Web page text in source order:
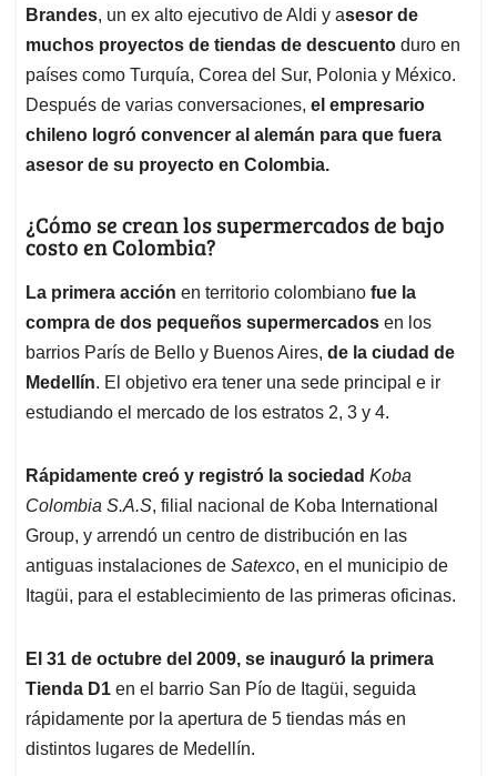
Brandes, un ex alto ejecutivo de Aldi y asesor de
muchos proyectos de tiendas de descuento duro en
países como Turquía, Corea del Sur, Polonia y México.
Después de varias conversaciones, el empresario
chileno logró convencer al alemán para que fuera
asesor de su proyecto en Colombia.
¿Cómo se crean los supermercados de bajo
costo en Colombia?
La primera acción en territorio colombiano fue la
compra de dos pequeños supermercados en los
barrios París de Bello y Buenos Aires, de la ciudad de
Medellín. El objetivo era tener una sede principal e ir
estudiando el mercado de los estratos 2, 3 y 4.
Rápidamente creó y registró la sociedad Koba
Colombia S.A.S, filial nacional de Koba International
Group, y arrendó un centro de distribución en las
antiguas instalaciones de Satexco, en el municipio de
Itagüi, para el establecimiento de las primeras oficinas.
El 31 de octubre del 2009, se inauguró la primera
Tienda D1 en el barrio San Pío de Itagüi, seguida
rápidamente por la apertura de 5 tiendas más en
distintos lugares de Medellín.